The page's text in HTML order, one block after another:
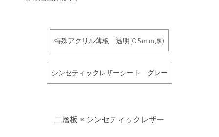
特殊アクリル薄板 透明(0.5ｍｍ厚)
シンセティックレザーシート グレー
二層板 × シンセティックレザー